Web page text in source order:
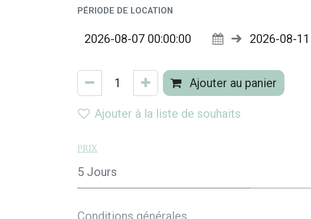
PÉRIODE DE LOCATION
Ajouter au panier
Ajouter à la liste de souhaits
Prix
5 Jours
Conditions générales